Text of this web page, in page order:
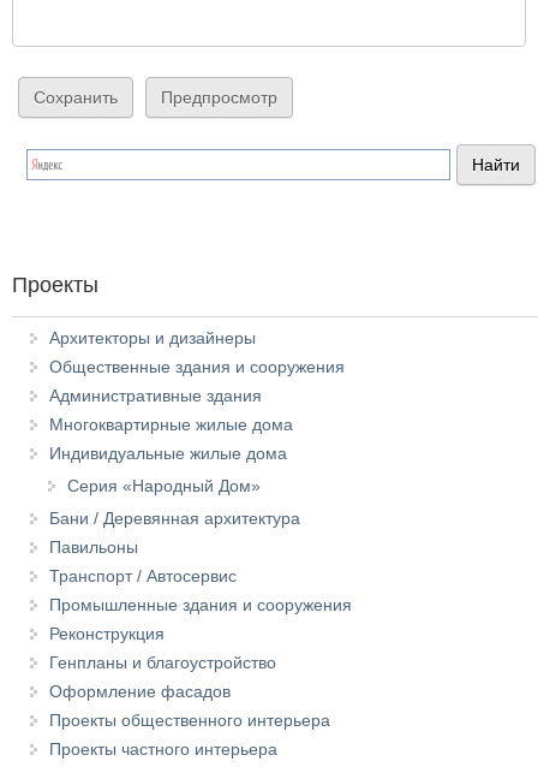
Проекты
Архитекторы и дизайнеры
Общественные здания и сооружения
Административные здания
Многоквартирные жилые дома
Индивидуальные жилые дома
Серия «Народный Дом»
Бани / Деревянная архитектура
Павильоны
Транспорт / Автосервис
Промышленные здания и сооружения
Реконструкция
Генпланы и благоустройство
Оформление фасадов
Проекты общественного интерьера
Проекты частного интерьера